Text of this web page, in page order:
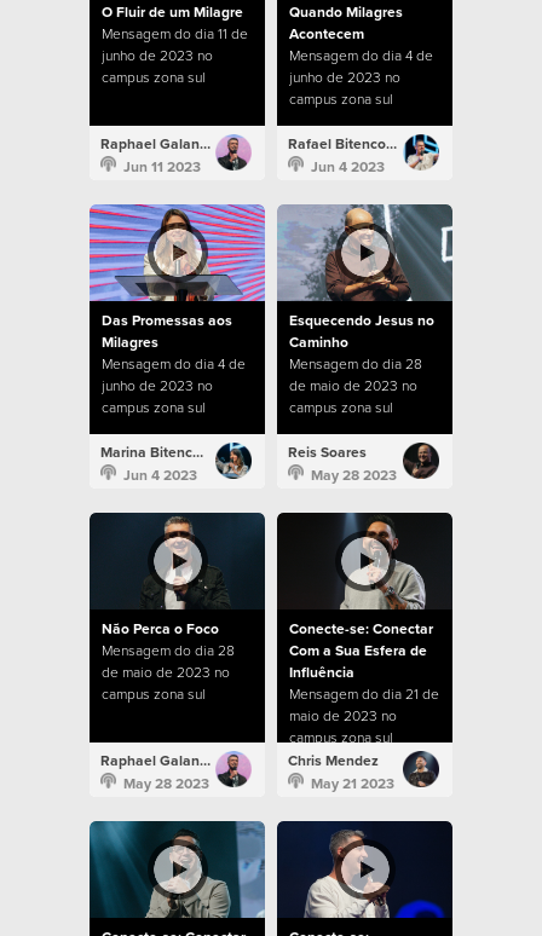
O Fluir de um Milagre
Mensagem do dia 11 de
junho de 2023 no
campus zona sul
Raphael Galante
Jun 11 2023
Quando Milagres
Acontecem
Mensagem do dia 4 de
junho de 2023 no
campus zona sul
Rafael Bitencourt
Jun 4 2023
Das Promessas aos
Milagres
Mensagem do dia 4 de
junho de 2023 no
campus zona sul
Marina Bitencourt
Jun 4 2023
Esquecendo Jesus no
Caminho
Mensagem do dia 28
de maio de 2023 no
campus zona sul
Reis Soares
May 28 2023
Não Perca o Foco
Mensagem do dia 28
de maio de 2023 no
campus zona sul
Raphael Galante
May 28 2023
Conecte-se: Conectar
Com a Sua Esfera de
Influência
Mensagem do dia 21 de
maio de 2023 no
campus zona sul
Chris Mendez
May 21 2023